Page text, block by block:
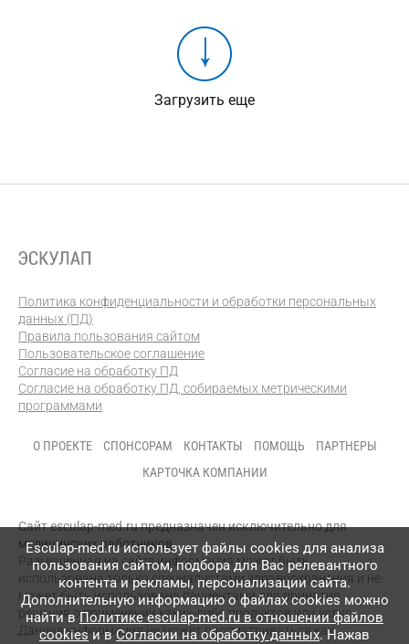
Загрузить еще
Политика конфиденциальности и обработки персональных
данных (ПД)
Правила пользования сайтом
Пользовательское соглашение
Согласие на обработку ПД
Согласие на обработку ПД, собираемых метрическими
программами
О ПРОЕКТЕ СПОНСОРАМ КОНТАКТЫ ПОМОЩЬ
ПАРТНЕРЫ
КАРТОЧКА КОМПАНИИ
Сайт esculap-med.ru предназначен исключительно для
медицинских работников.
Размещенная на сайте информация может быть
использована только специалистами здравоохранения и не
может быть использована пациентами для принятия
решения о применении каких-либо продуктов или услуг.
Данная информация не может рассматриваться как
Esculap-med.ru использует файлы сookies для анализа
пользования сайтом, подбора для Вас релевантного
контента и рекламы, персонализации сайта.
Дополнительную информацию о файлах cookies можно
найти вПолитике esculap-med.ru в отношении файлов
cookiesи вСогласии на обработку данных. Нажав